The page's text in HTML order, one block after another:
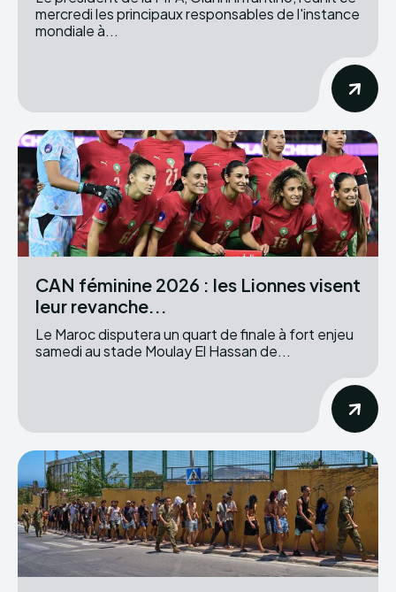
mercredi les principaux responsables de l'instance
mondiale à...
CAN féminine 2026 : les Lionnes visent
leur revanche...
Le Maroc disputera un quart de finale à fort enjeu
samedi au stade Moulay El Hassan de...